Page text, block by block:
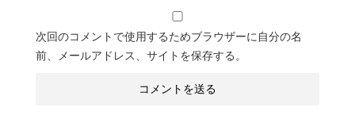
次回のコメントで使用するためブラウザーに自分の名
前、メールアドレス、サイトを保存する。